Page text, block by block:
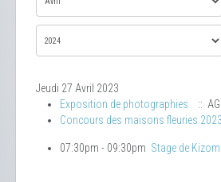
Jeudi 27 Avril 2023
Exposition de photographies
::
Concours des maisons fleuries 2023
07:30pm - 09:30pm Stage de